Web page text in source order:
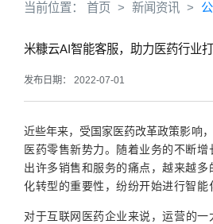
当前位置： 首页 > 新闻资讯 >
米糠云AI智能客服，助力医药行业
发布日期： 2022-07-01
近些年来，受国家医药改革政策影响 ，
医药零售新势力。
随着业务的不断增
出许多销售和服务的痛点，越来越多
化转型的重要性，纷纷开始进行智能
对于互联网 医药企业来说 ，运营的一